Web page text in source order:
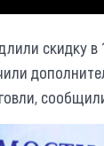
скидку в